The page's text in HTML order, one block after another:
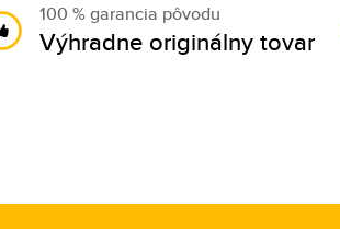
100 % garancia pôvodu
Výhradne originálny tovar